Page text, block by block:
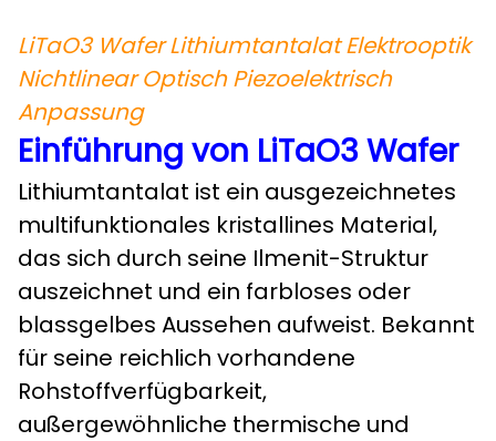
LiTaO3 Wafer Lithiumtantalat Elektrooptik
Nichtlinear Optisch Piezoelektrisch
Anpassung
Einführung von LiTaO3 Wafer
Lithiumtantalat ist ein ausgezeichnetes
multifunktionales kristallines Material,
das sich durch seine Ilmenit-Struktur
auszeichnet und ein farbloses oder
blassgelbes Aussehen aufweist. Bekannt
für seine reichlich vorhandene
Rohstoffverfügbarkeit,
außergewöhnliche thermische und